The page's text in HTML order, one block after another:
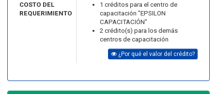
COSTO DEL
REQUERIMIENTO
1 créditos para el centro de
capacitación "EPSILON
CAPACITACIÓN"
2 crédito(s) para los demás
centros de capacitación
¿Por qué el valor del crédito?